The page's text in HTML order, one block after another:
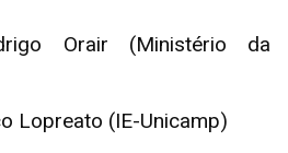
Orair (Ministério da
Lopreato (IE-Unicamp)